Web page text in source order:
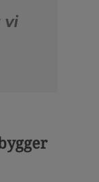
vi